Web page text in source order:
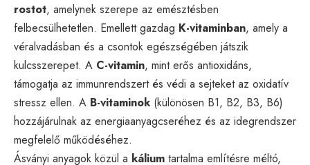
rostot, amelynek szerepe az emésztésben
felbecsülhetetlen. Emellett gazdag K-vitaminban, amely a
véralvadásban és a csontok egészségében játszik
kulcsszerepet. A C-vitamin, mint erős antioxidáns,
támogatja az immunrendszert és védi a sejteket az oxidatív
stressz ellen. A B-vitaminok (különösen B1, B2, B3, B6)
hozzájárulnak az energiaanyagcseréhez és az idegrendszer
megfelelő működéséhez.
Ásványi anyagok közül a kálium tartalma említésre méltó,